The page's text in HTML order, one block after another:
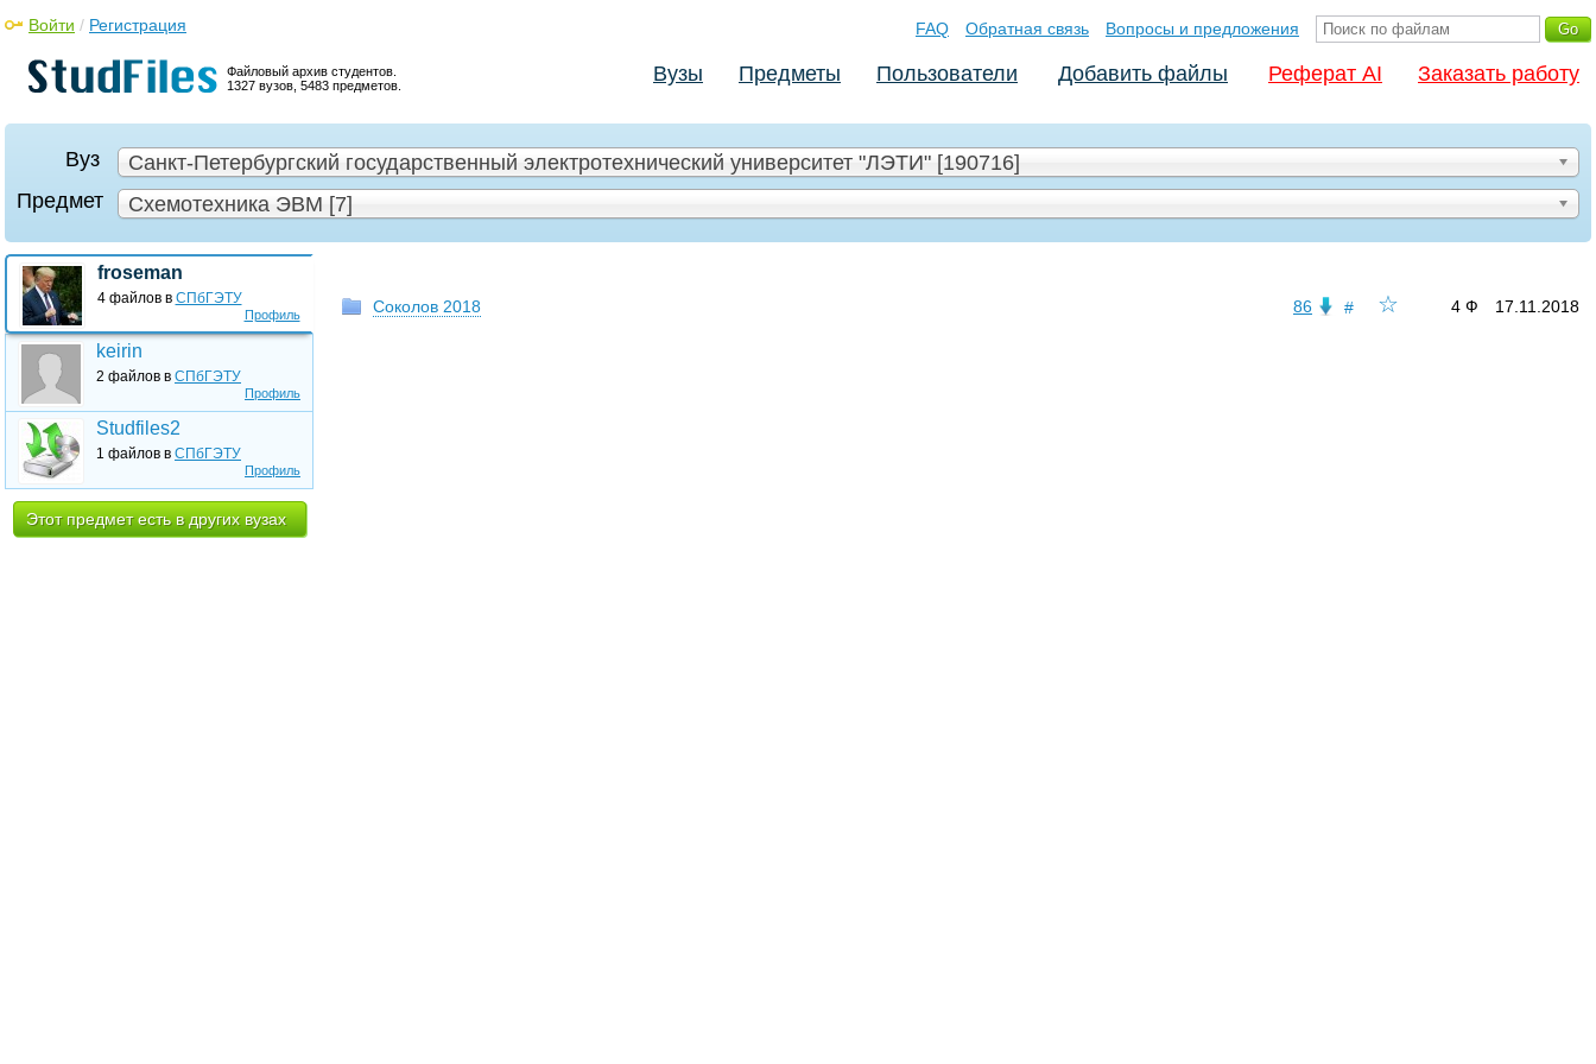
Файловый архив студентов.
1327 вузов, 5483 предметов.
Войти / Регистрация FAQ Обратная связь Вопросы и предложения
Вузы Предметы Пользователи Добавить файлы Реферат AI Заказать работу
Вуз
Санкт-Петербургский государственный электротехнический университет "ЛЭТИ" [190716]
Предмет
Схемотехника ЭВМ [7]
Профиль
froseman
4 файлов в СПбГЭТУ
Профиль
keirin
2 файлов в СПбГЭТУ
Профиль
Studfiles2
1 файлов в СПбГЭТУ
Этот предмет есть в других вузах
☆
# 17.11.2018
4 Ф
86
Соколов 2018